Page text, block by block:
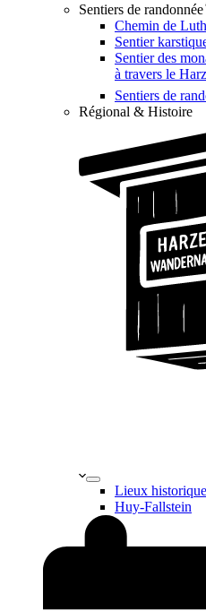
Sentiers de randonnée
Chemin de
Sentier
Sentier des
à travers le Harz
Sentiers de
Régional & Histoire
Lieux
Huy-Fallstein